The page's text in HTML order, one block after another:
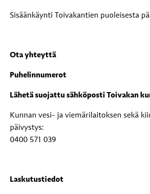
Sisäänkäynti Toivakantien puoleisesta
Ota yhteyttä
Puhelinnumerot
Lähetä suojattu sähköposti Toivakan
Kunnan vesi- ja viemärilaitoksen sekä
päivystys:
0400 571 039
Laskutustiedot